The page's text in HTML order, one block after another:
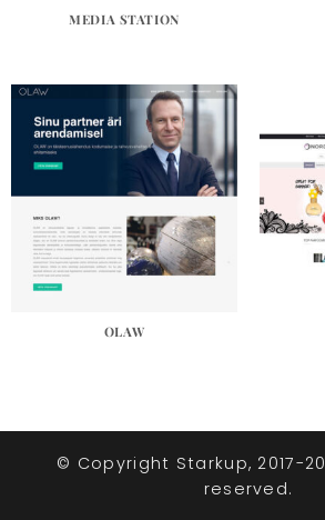
MEDIA STATION
OLAW
© Copyright Starkup, 2017-
reserved.